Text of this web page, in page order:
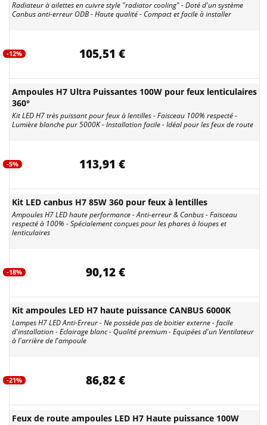
Radiateur à ailettes en cuivre style "radiator cooling" - Doté d'un système
Canbus anti-erreur ODB - Haute qualité - Compact et facile à installer
-12% 105,51 €
Ampoules H7 Ultra Puissantes 100W pour feux lenticulaires
360°
Kit LED H7 très puissant pour feux à lentilles - Faisceau 100% respecté -
Lumière blanche pur 5000K - Installation facile - Idéal pour les feux de route
-5% 113,91 €
Kit LED canbus H7 85W 360 pour feux à lentilles
Ampoules H7 LED haute performance - Anti-erreur & Canbus - Faisceau
respecté à 100% - Spécialement conçues pour les phares à loupes et
lenticulaires
-18% 90,12 €
Kit ampoules LED H7 haute puissance CANBUS 6000K
Lampes H7 LED Anti-Erreur - Ne possède pas de boitier externe - facile
d'installation - Eclairage blanc - Qualité premium - Equipées d'un Ventilateur
à l'arrière de l'ampoule
-21% 86,82 €
Feux de route ampoules LED H7 Haute puissance 100W